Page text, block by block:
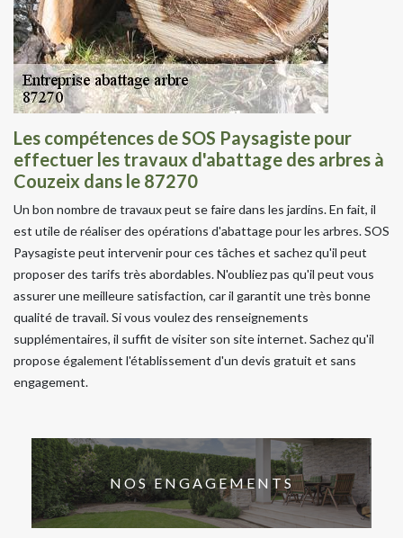
Les compétences de SOS Paysagiste pour
effectuer les travaux d'abattage des arbres à
Couzeix dans le 87270
Un bon nombre de travaux peut se faire dans les jardins. En fait, il
est utile de réaliser des opérations d'abattage pour les arbres. SOS
Paysagiste peut intervenir pour ces tâches et sachez qu'il peut
proposer des tarifs très abordables. N'oubliez pas qu'il peut vous
assurer une meilleure satisfaction, car il garantit une très bonne
qualité de travail. Si vous voulez des renseignements
supplémentaires, il suffit de visiter son site internet. Sachez qu'il
propose également l'établissement d'un devis gratuit et sans
engagement.
NOS ENGAGEMENTS